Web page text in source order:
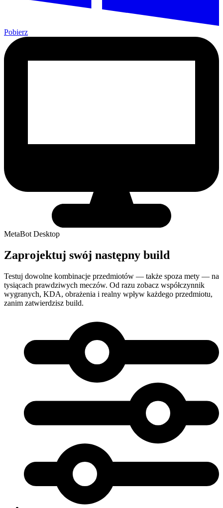
Pobierz
MetaBot Desktop
Zaprojektuj swój następny build
Testuj dowolne kombinacje przedmiotów — także spoza mety — na
tysiącach prawdziwych meczów. Od razu zobacz współczynnik
wygranych, KDA, obrażenia i realny wpływ każdego przedmiotu,
zanim zatwierdzisz build.